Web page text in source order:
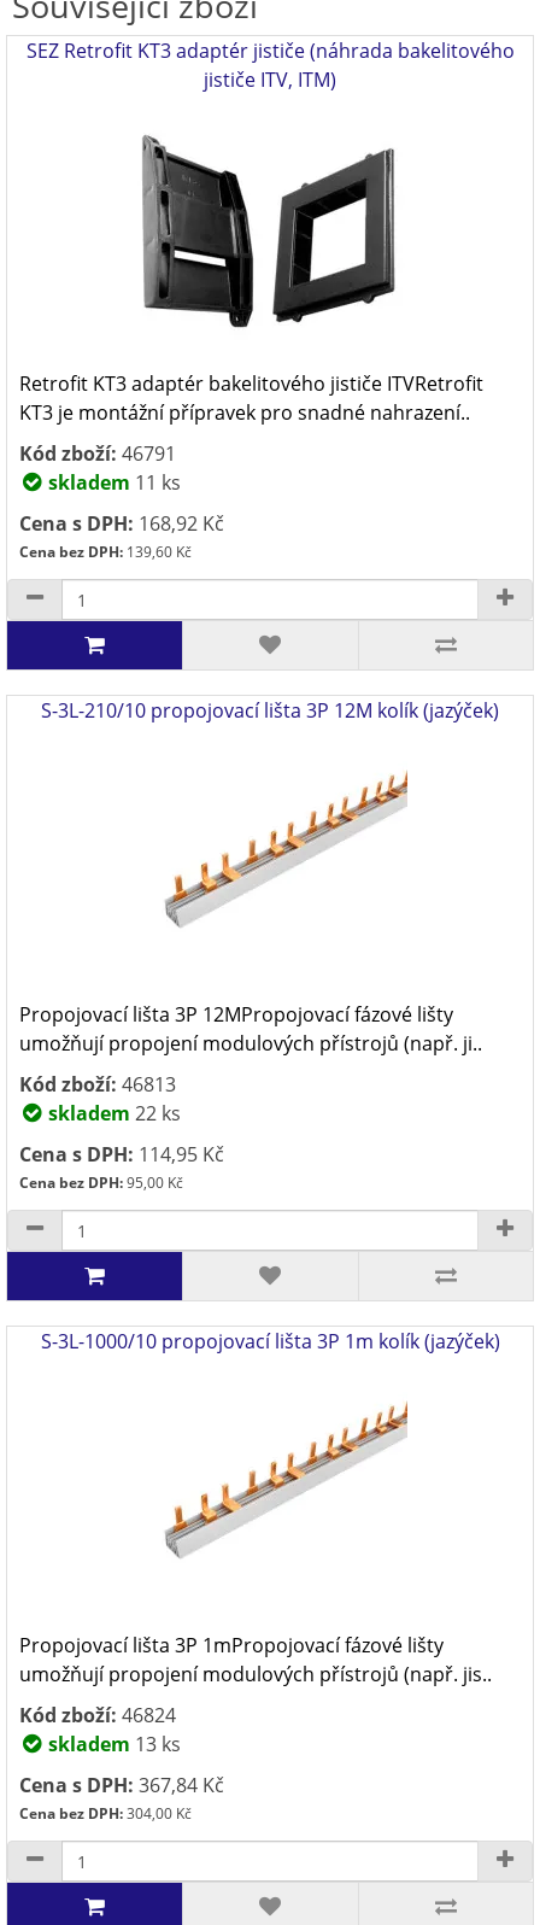
SEZ Retrofit KT3 adaptér jističe (náhrada bakelitového
jističe ITV, ITM)
Retrofit KT3 adaptér bakelitového jističe ITVRetrofit
KT3 je montážní přípravek pro snadné nahrazení..
Kód zboží: 46791
skladem 11 ks
Cena s DPH: 168,92 Kč
Cena bez DPH: 139,60 Kč
S-3L-210/10 propojovací lišta 3P 12M kolík (jazýček)
Propojovací lišta 3P 12MPropojovací fázové lišty
umožňují propojení modulových přístrojů (např. ji..
Kód zboží: 46813
skladem 22 ks
Cena s DPH: 114,95 Kč
Cena bez DPH:95,00 Kč
S-3L-1000/10 propojovací lišta 3P 1m kolík (jazýček)
Propojovací lišta 3P 1mPropojovací fázové lišty
umožňují propojení modulových přístrojů (např. jis..
Kód zboží: 46824
skladem 13 ks
Cena s DPH: 367,84 Kč
Cena bez DPH:304,00 Kč